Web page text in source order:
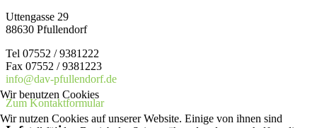
Uttengasse 29
88630 Pfullendorf
Tel 07552 / 9381222
Fax 07552 / 9381223
info@dav-pfullendorf.de
Zum Kontaktformular
Wir benutzen Cookies
Wir nutzen Cookies auf unserer Website. Einige von ihnen sind